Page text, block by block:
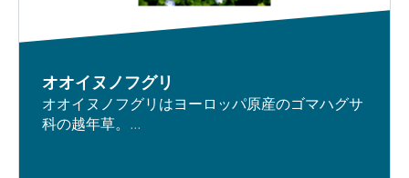
オオイヌノフグリ
オオイヌノフグリはヨーロッパ原産のゴマハグサ
科の越年草。...